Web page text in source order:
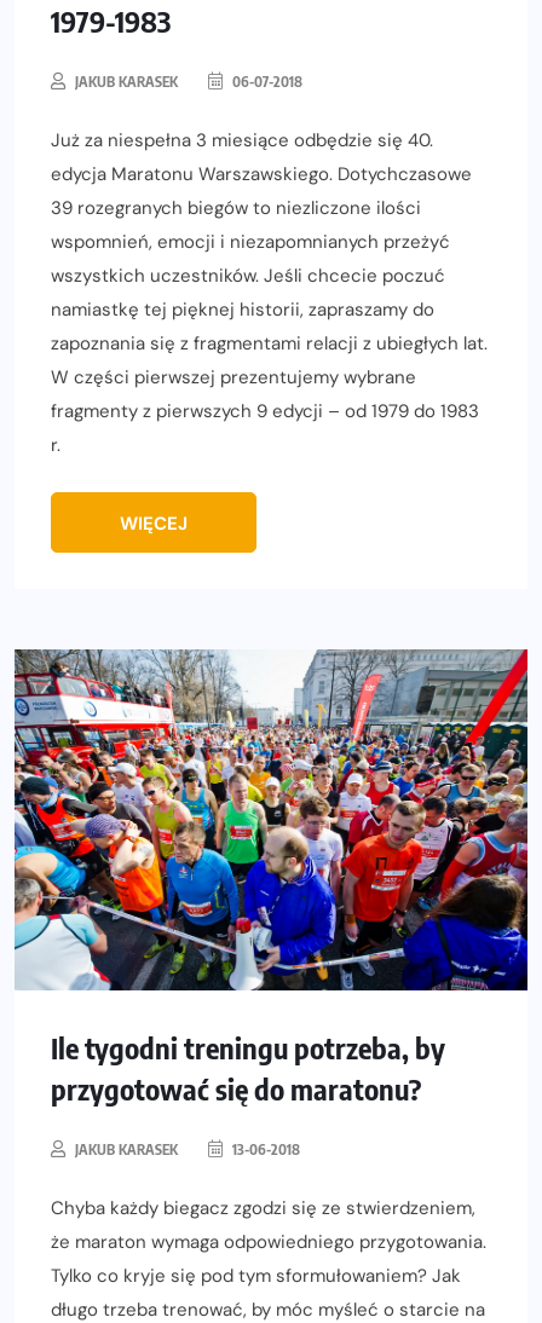
1979-1983
JAKUB KARASEK 06-07-2018
Już za niespełna 3 miesiące odbędzie się 40.
edycja Maratonu Warszawskiego. Dotychczasowe
39 rozegranych biegów to niezliczone ilości
wspomnień, emocji i niezapomnianych przeżyć
wszystkich uczestników. Jeśli chcecie poczuć
namiastkę tej pięknej historii, zapraszamy do
zapoznania się z fragmentami relacji z ubiegłych lat.
W części pierwszej prezentujemy wybrane
fragmenty z pierwszych 9 edycji – od 1979 do 1983
r.
WIĘCEJ
Ile tygodni treningu potrzeba, by
przygotować się do maratonu?
JAKUB KARASEK 13-06-2018
Chyba każdy biegacz zgodzi się ze stwierdzeniem,
że maraton wymaga odpowiedniego przygotowania.
Tylko co kryje się pod tym sformułowaniem? Jak
długo trzeba trenować, by móc myśleć o starcie na